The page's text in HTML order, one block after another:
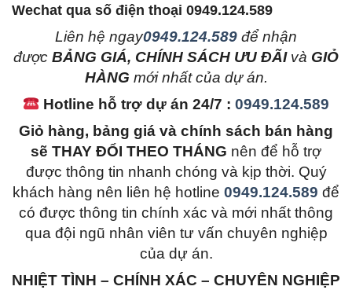
Wechat qua số điện thoại 0949.124.589
Liên hệ ngay0949.124.589 để nhận
được BẢNG GIÁ, CHÍNH SÁCH ƯU ĐÃIvà GIỎ
HÀNG mới nhất của dự án.
Hotline hỗ trợ dự án 24/7 :0949.124.589
Giỏ hàng, bảng giá và chính sách bán hàng
sẽ THAY ĐỔI THEO THÁNG nên để hỗ trợ
được thông tin nhanh chóng và kịp thời. Quý
khách hàng nên liên hệ hotline 0949.124.589 để
có được thông tin chính xác và mới nhất thông
qua đội ngũ nhân viên tư vấn chuyên nghiệp
của dự án.
NHIỆT TÌNH – CHÍNH XÁC – CHUYÊN NGHIỆP